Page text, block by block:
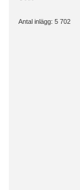
Antal inlägg: 5 702